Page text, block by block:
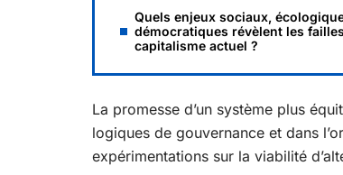
Quels enjeux sociaux,
démocratiques révèlent les
capitalisme actuel ?
La promesse d’un système plus
logiques de gouvernance et dans
expérimentations sur la viabilité